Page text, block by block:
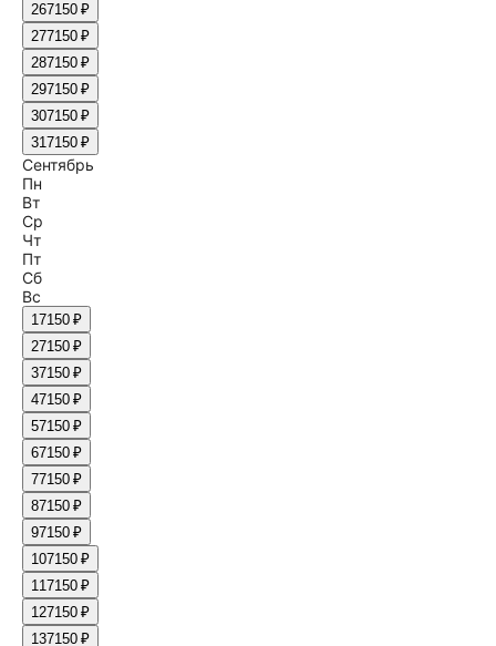
267150 ₽
277150 ₽
287150 ₽
297150 ₽
307150 ₽
317150 ₽
Сентябрь
Пн
Вт
Ср
Чт
Пт
Сб
Вс
17150 ₽
27150 ₽
37150 ₽
47150 ₽
57150 ₽
67150 ₽
77150 ₽
87150 ₽
97150 ₽
107150 ₽
117150 ₽
127150 ₽
137150 ₽